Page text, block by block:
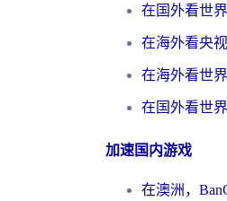
加速国内游戏